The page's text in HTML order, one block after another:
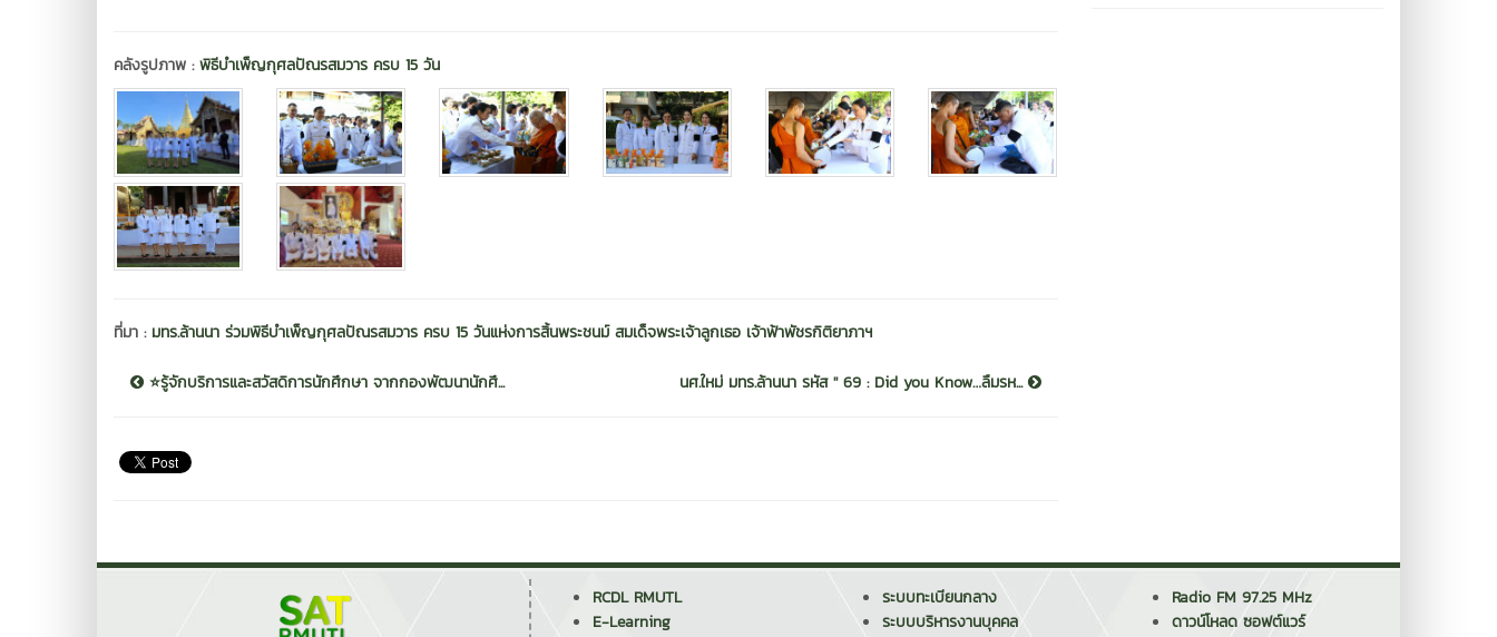
คลังรูปภาพ :พิธีบำเพ็ญกุศลปัณรสมวาร ครบ 15 วัน
ที่มา : มทร.ล้านนา ร่วมพิธีบำเพ็ญกุศลปัณรสมวาร ครบ 15 วันแห่งการสิ้นพระชนม์ สมเด็จพระเจ้าลูกเธอ เจ้าฟ้าพัชรกิติยาภาฯ
⭐รู้จักบริการและสวัสดิการนักศึกษา จากกองพัฒนานักศึ... นศ.ใหม่ มทร.ล้านนา รหัส '' 69 : Did you Know…ลืมรห...
RCDL RMUTL
E-Learning
ระบบทะเบียนกลาง
ระบบบริหารงานบุคคล
Radio FM 97.25 MHz
ดาวน์โหลด ซอฟต์แวร์